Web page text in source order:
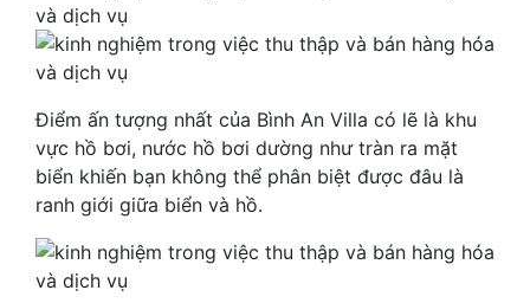
Điểm ấn tượng nhất của Bình An Villa có lẽ là khu
vực hồ bơi, nước hồ bơi dường như tràn ra mặt
biển khiến bạn không thể phân biệt được đâu là
ranh giới giữa biển và hồ.